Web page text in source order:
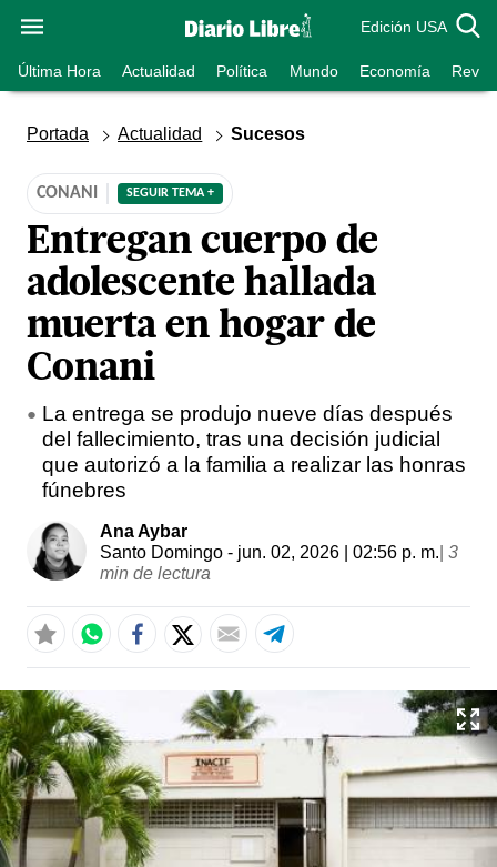
Edición USA
Última Hora Actualidad Política Mundo Economía
Portada Actualidad Sucesos
CONANI SEGUIR TEMA +
Entregan cuerpo de
adolescente hallada
muerta en hogar de
Conani
La entrega se produjo nueve días después
del fallecimiento, tras una decisión judicial
que autorizó a la familia a realizar las honras
fúnebres
Ana Aybar
Santo Domingo - jun. 02, 2026 | 02:56 p. m. 3
min de lectura